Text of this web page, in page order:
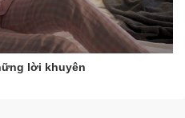
lời khuyên